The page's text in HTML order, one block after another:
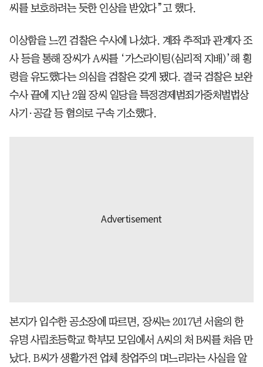
씨를 보호하려는 듯한 인상을 받았다”고 했다.
이상함을 느낀 검찰은 수사에 나섰다. 계좌 추적과 관계자 조
사 등을 통해 장씨가 A씨를 ‘가스라이팅(심리적 지배)’해 횡
령을 유도했다는 의심을 검찰은 갖게 됐다. 결국 검찰은 보완
수사 끝에 지난 2월 장씨 일당을 특정경제범죄가중처벌법상
사기·공갈 등 혐의로 구속 기소했다.
본지가 입수한 공소장에 따르면, 장씨는 2017년 서울의 한
유명 사립초등학교 학부모 모임에서 A씨의 처 B씨를 처음 만
났다. B씨가 생활가전 업체 창업주의 며느리라는 사실을 알